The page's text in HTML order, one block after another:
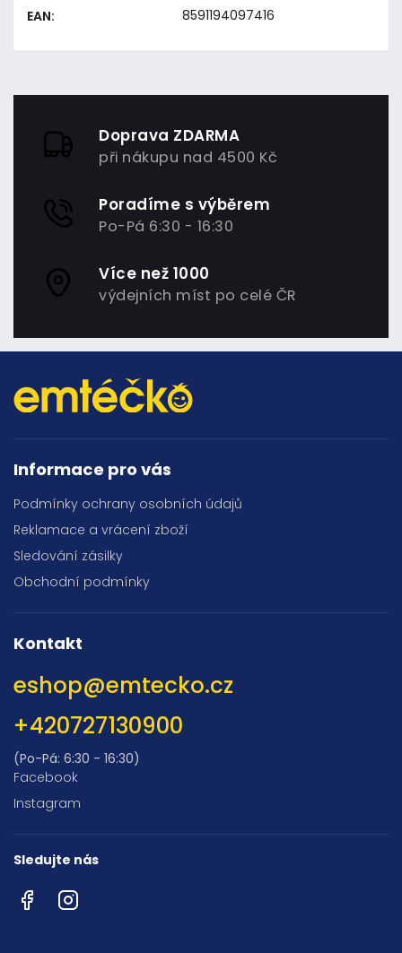
EAN: 8591194097416
Doprava ZDARMA
při nákupu nad 4500 Kč
Poradíme s výběrem
Po-Pá 6:30 - 16:30
Více než 1000
výdejních míst po celé ČR
Informace pro vás
Podmínky ochrany osobních údajů
Reklamace a vrácení zboží
Sledování zásilky
Obchodní podmínky
Kontakt
eshop@emtecko.cz
+420727130900
(Po-Pá: 6:30 - 16:30)
Facebook
Instagram
Sledujte nás
FacebookInstagram